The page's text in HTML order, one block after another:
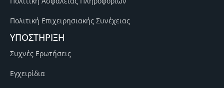
Πολιτική Επιχειρησιακής Συνέχειας
ΥΠΟΣΤΗΡΙΞΗ
Συχνές Ερωτήσεις
Εγχειρίδια